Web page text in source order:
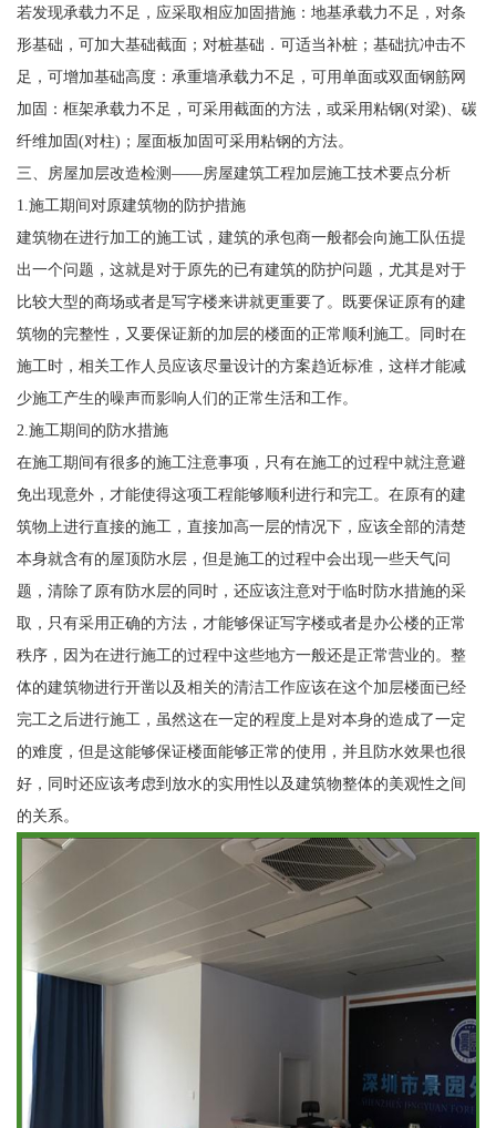
若发现承载力不足，应采取相应加固措施：地基承载力不足，对条
形基础，可加大基础截面；对桩基础．可适当补桩；基础抗冲击不
足，可增加基础高度：承重墙承载力不足，可用单面或双面钢筋网
加固：框架承载力不足，可采用截面的方法，或采用粘钢(对梁)、碳
纤维加固(对柱)；屋面板加固可采用粘钢的方法。
三、房屋加层改造检测——房屋建筑工程加层施工技术要点分析
1.施工期间对原建筑物的防护措施
建筑物在进行加工的施工试，建筑的承包商一般都会向施工队伍提
出一个问题，这就是对于原先的已有建筑的防护问题，尤其是对于
比较大型的商场或者是写字楼来讲就更重要了。既要保证原有的建
筑物的完整性，又要保证新的加层的楼面的正常顺利施工。同时在
施工时，相关工作人员应该尽量设计的方案趋近标准，这样才能减
少施工产生的噪声而影响人们的正常生活和工作。
2.施工期间的防水措施
在施工期间有很多的施工注意事项，只有在施工的过程中就注意避
免出现意外，才能使得这项工程能够顺利进行和完工。在原有的建
筑物上进行直接的施工，直接加高一层的情况下，应该全部的清楚
本身就含有的屋顶防水层，但是施工的过程中会出现一些天气问
题，清除了原有防水层的同时，还应该注意对于临时防水措施的采
取，只有采用正确的方法，才能够保证写字楼或者是办公楼的正常
秩序，因为在进行施工的过程中这些地方一般还是正常营业的。整
体的建筑物进行开凿以及相关的清洁工作应该在这个加层楼面已经
完工之后进行施工，虽然这在一定的程度上是对本身的造成了一定
的难度，但是这能够保证楼面能够正常的使用，并且防水效果也很
好，同时还应该考虑到放水的实用性以及建筑物整体的美观性之间
的关系。